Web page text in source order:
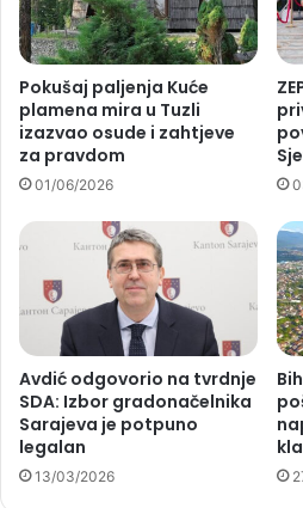
Pokušaj paljenja Kuće
plamena mira u Tuzli
izazvao osude i zahtjeve
za pravdom
01/06/2026
Avdić odgovorio na tvrdnje
SDA: Izbor gradonačelnika
Sarajeva je potpuno
legalan
13/03/2026